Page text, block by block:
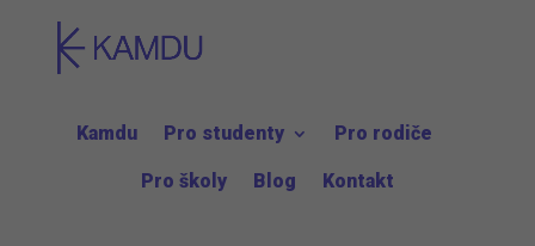
Kamdu Pro studenty Pro rodiče
Pro školy Blog Kontakt